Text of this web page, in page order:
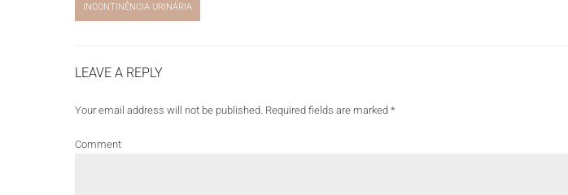
INCONTINÊNCIA URINÁRIA
LEAVE A REPLY
Your email address will not be published. Required fields are marked *
Comment